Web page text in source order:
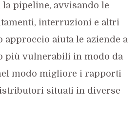
pipeline, avvisando le
interruzioni e altri
approccio aiuta le aziende a
più vulnerabili in modo da
modo migliore i rapporti
situati in diverse